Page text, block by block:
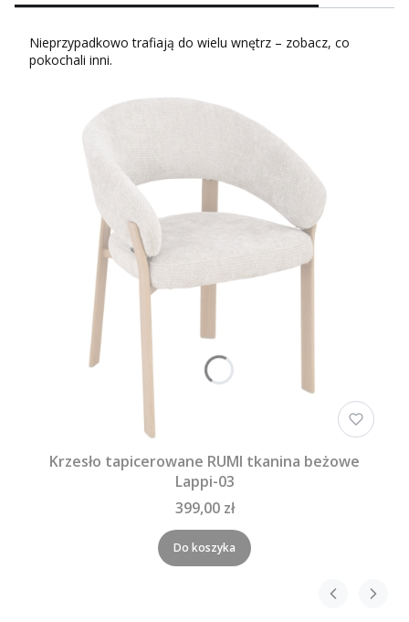
Nieprzypadkowo trafiają do wielu wnętrz – zobacz, co
pokochali inni.
Krzesło tapicerowane RUMI tkanina beżowe
Lappi-03
399,00 zł
Do koszyka